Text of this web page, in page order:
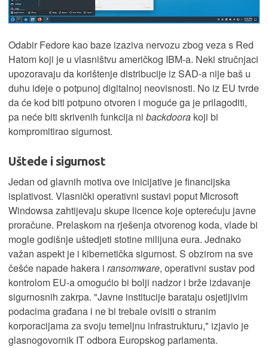
Odabir Fedore kao baze izaziva nervozu zbog veza s Red
Hatom koji je u vlasništvu američkog IBM-a. Neki stručnjaci
upozoravaju da korištenje distribucije iz SAD-a nije baš u
duhu ideje o potpunoj digitalnoj neovisnosti. No iz EU tvrde
da će kod biti potpuno otvoren i moguće ga je prilagoditi,
pa neće biti skrivenih funkcija ni backdoora koji bi
kompromitirao sigurnost.
Uštede i sigurnost
Jedan od glavnih motiva ove inicijative je financijska
isplativost. Vlasnički operativni sustavi poput Microsoft
Windowsa zahtijevaju skupe licence koje opterećuju javne
proračune. Prelaskom na rješenja otvorenog koda, vlade bi
mogle godišnje uštedjeti stotine milijuna eura. Jednako
važan aspekt je i kibernetička sigurnost. S obzirom na sve
češće napade hakera i ransomware, operativni sustav pod
kontrolom EU-a omogućio bi bolji nadzor i brže izdavanje
sigurnosnih zakrpa. "Javne institucije barataju osjetljivim
podacima građana i ne bi trebale ovisiti o stranim
korporacijama za svoju temeljnu infrastrukturu," izjavio je
glasnogovornik IT odbora Europskog parlamenta.